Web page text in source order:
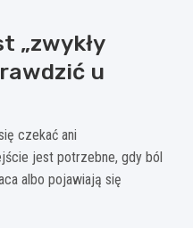
„zwykły
u
czekać ani
jest potrzebne, gdy ból
albo pojawiają się